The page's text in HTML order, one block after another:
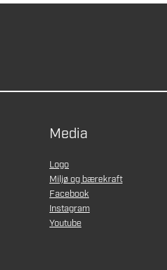
Media
Logo
Miljø og bærekraft
Facebook
Instagram
Youtube